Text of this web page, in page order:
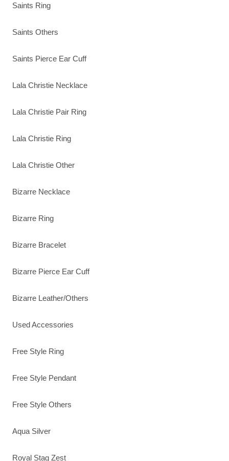
Saints Ring
Saints Others
Saints Pierce Ear Cuff
Lala Christie Necklace
Lala Christie Pair Ring
Lala Christie Ring
Lala Christie Other
Bizarre Necklace
Bizarre Ring
Bizarre Bracelet
Bizarre Pierce Ear Cuff
Bizarre Leather/Others
Used Accessories
Free Style Ring
Free Style Pendant
Free Style Others
Aqua Silver
Royal Stag Zest